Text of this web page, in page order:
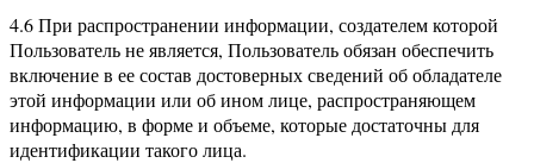
4.6 При распространении информации, создателем которой
Пользователь не является, Пользователь обязан обеспечить
включение в ее состав достоверных сведений об обладателе
этой информации или об ином лице, распространяющем
информацию, в форме и объеме, которые достаточны для
идентификации такого лица.